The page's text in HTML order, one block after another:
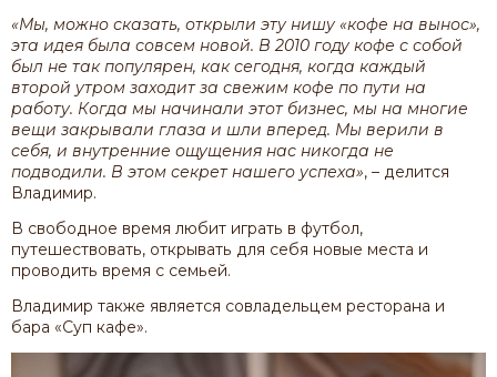
«Мы, можно сказать, открыли эту нишу «кофе на вынос»,
эта идея была совсем новой. В 2010 году кофе с собой
был не так популярен, как сегодня, когда каждый
второй утром заходит за свежим кофе по пути на
работу. Когда мы начинали этот бизнес, мы на многие
вещи закрывали глаза и шли вперед. Мы верили в
себя, и внутренние ощущения нас никогда не
подводили. В этом секрет нашего успеха», – делится
Владимир.
В свободное время любит играть в футбол,
путешествовать, открывать для себя новые места и
проводить время с семьей.
Владимир также является совладельцем ресторана и
бара «Суп кафе».